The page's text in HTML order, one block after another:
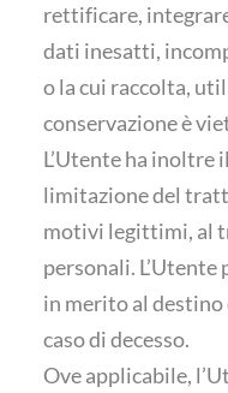
rettificare,
dati inesatti,
o la cui raccolta,
conservazione è
L’Utente ha inoltre
limitazione del
motivi legittimi, al
personali.
in merito al
caso di decesso.
Ove applicabile,